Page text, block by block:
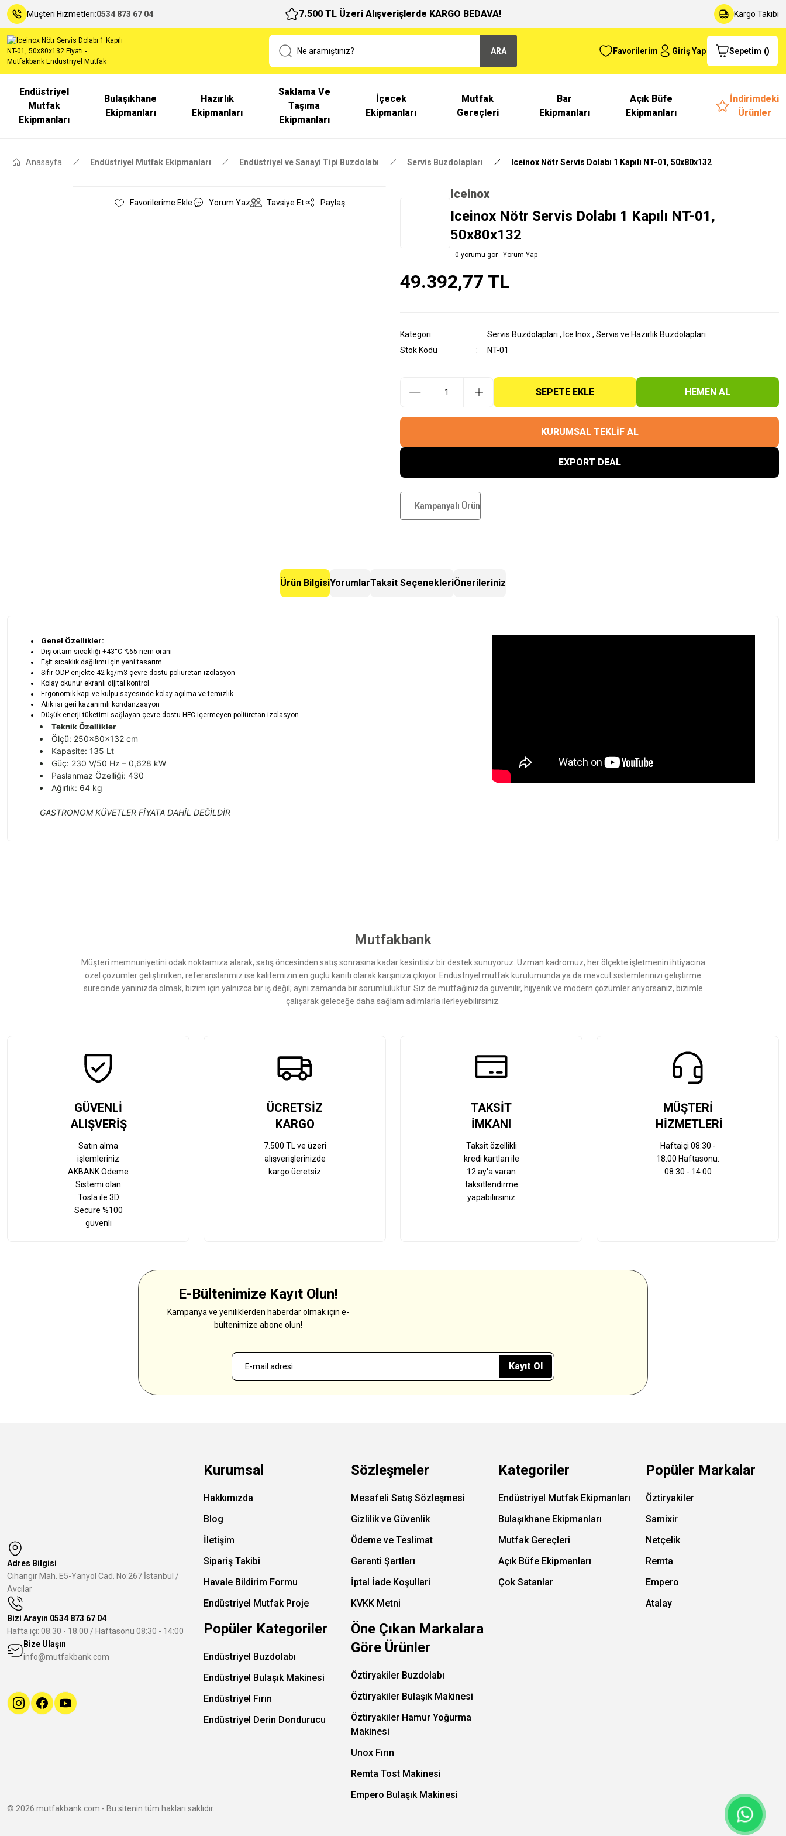
Müşteri Hizmetleri:0534 873 67 04 7.500 TL Üzeri Alışverişlerde KARGO BEDAVA! Kargo Takibi
ARA Favorilerim Giriş Yap Sepetim ()
Endüstriyel
Mutfak
Ekipmanları
Bulaşıkhane
Ekipmanları
Hazırlık
Ekipmanları
Saklama Ve
Taşıma
Ekipmanları
İçecek
Ekipmanları
Mutfak
Gereçleri
Bar
Ekipmanları
Açık Büfe
Ekipmanları
İndirimdeki
Ürünler
Anasayfa Endüstriyel Mutfak Ekipmanları Endüstriyel ve Sanayi Tipi Buzdolabı Servis Buzdolapları Iceinox Nötr Servis Dolabı 1 Kapılı NT-01, 50x80x132
Yorum Yaz Tavsiye Et Paylaş
Iceinox
Iceinox Nötr Servis Dolabı 1 Kapılı NT-01,
50x80x132
0 yorumu gör - Yorum Yap
49.392,77 TL
Kategori Servis Buzdolapları , Ice Inox , Servis ve Hazırlık Buzdolapları
Stok Kodu
NT-01
SEPETE EKLE HEMEN AL
KURUMSAL TEKLİF AL
EXPORT DEAL
Kampanyalı Ürün
Ürün BilgisiYorumlarTaksit SeçenekleriÖnerileriniz
Genel Özellikler:
Dış ortam sıcaklığı +43°C %65 nem oranı
Eşit sıcaklık dağılımı için yeni tasarım
Sıfır ODP enjekte 42 kg/m3 çevre dostu poliüretan izolasyon
Kolay okunur ekranlı dijital kontrol
Ergonomik kapı ve kulpu sayesinde kolay açılma ve temizlik
Atık ısı geri kazanımlı kondanzasyon
Düşük enerji tüketimi sağlayan çevre dostu HFC içermeyen poliüretan izolasyon
Teknik Özellikler
Ölçü: 250x80x132 cm
Kapasite: 135 Lt
Güç: 230 V/50 Hz – 0,628 kW
Paslanmaz Özelliği: 430
Ağırlık: 64 kg
GASTRONOM KÜVETLER FİYATA DAHİL DEĞİLDİR
Bu ürüne benzer farklı alternatifler olmalı.
Mutfakbank
Müşteri memnuniyetini odak noktamıza alarak, satış öncesinden satış sonrasına kadar kesintisiz bir destek sunuyoruz. Uzman kadromuz, her ölçekte işletmenin ihtiyacına
özel çözümler geliştirirken, referanslarımız ise kalitemizin en güçlü kanıtı olarak karşınıza çıkıyor. Endüstriyel mutfak kurulumunda ya da mevcut sistemlerinizi geliştirme
sürecinde yanınızda olmak, bizim için yalnızca bir iş değil; aynı zamanda bir sorumluluktur. Siz de mutfağınızda güvenilir, hijyenik ve modern çözümler arıyorsanız, bizimle
çalışarak geleceğe daha sağlam adımlarla ilerleyebilirsiniz.
GÜVENLİ
ALIŞVERİŞ
Satın alma
işlemleriniz
AKBANK Ödeme
Sistemi olan
Tosla ile 3D
Secure %100
güvenli
ÜCRETSİZ
KARGO
7.500 TL ve üzeri
alışverişlerinizde
kargo ücretsiz
TAKSİT
İMKANI
Taksit özellikli
kredi kartları ile
12 ay'a varan
taksitlendirme
yapabilirsiniz
MÜŞTERİ
HİZMETLERİ
Haftaiçi 08:30 -
18:00 Haftasonu:
08:30 - 14:00
E-Bültenimize Kayıt Olun!
Kampanya ve yeniliklerden haberdar olmak için e-
bültenimize abone olun!
Kayıt Ol
Adres Bilgisi
Cihangir Mah. E5-Yanyol Cad. No:267 İstanbul /
Avcılar
Bizi Arayın 0534 873 67 04
Hafta içi: 08.30 - 18.00 / Haftasonu 08:30 - 14:00
Bize Ulaşın
info@mutfakbank.com
Kurumsal
Hakkımızda
Blog
İletişim
Sipariş Takibi
Havale Bildirim Formu
Endüstriyel Mutfak Proje
Sözleşmeler
Mesafeli Satış Sözleşmesi
Gizlilik ve Güvenlik
Ödeme ve Teslimat
Garanti Şartları
İptal İade Koşullari
KVKK Metni
Kategoriler
Endüstriyel Mutfak Ekipmanları
Bulaşıkhane Ekipmanları
Mutfak Gereçleri
Açık Büfe Ekipmanları
Çok Satanlar
Popüler Markalar
Öztiryakiler
Samixir
Netçelik
Remta
Empero
Atalay
Popüler Kategoriler
Endüstriyel Buzdolabı
Endüstriyel Bulaşık Makinesi
Endüstriyel Fırın
Endüstriyel Derin Dondurucu
Öne Çıkan Markalara
Göre Ürünler
Öztiryakiler Buzdolabı
Öztiryakiler Bulaşık Makinesi
Öztiryakiler Hamur Yoğurma
Makinesi
Unox Fırın
Remta Tost Makinesi
Empero Bulaşık Makinesi
© 2026 mutfakbank.com - Bu sitenin tüm hakları saklıdır.